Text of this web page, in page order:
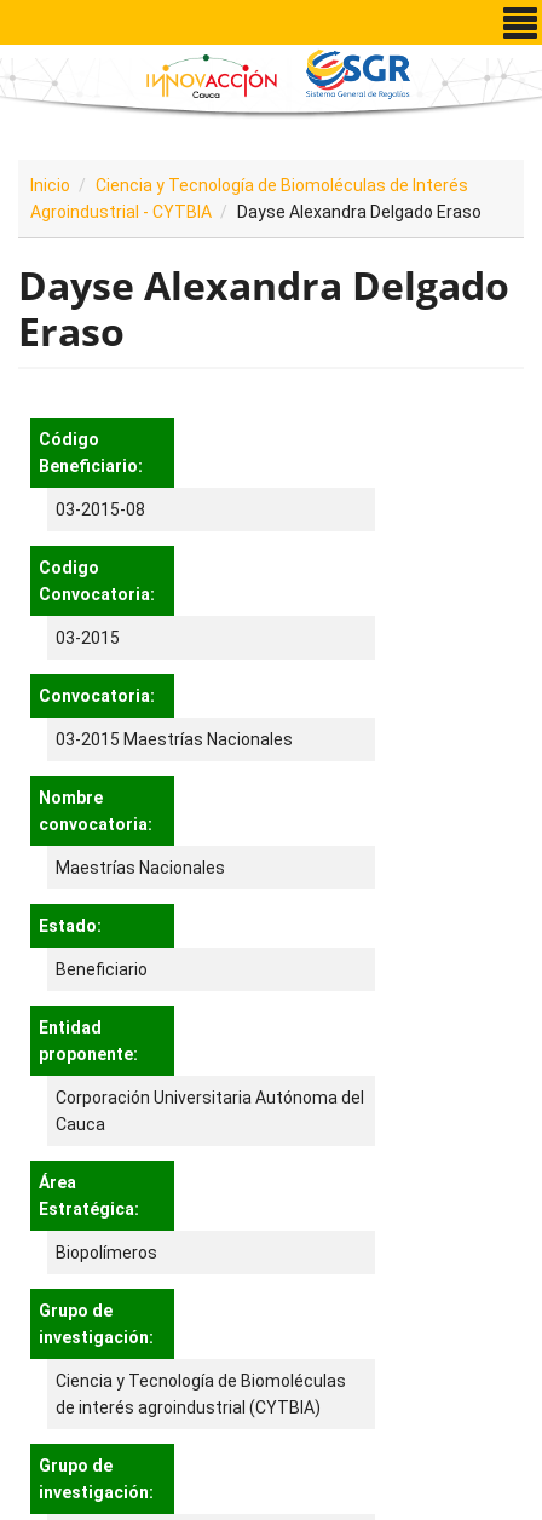
Pasar al contenido principal
Inicio
Ciencia y Tecnología de Biomoléculas de Interés
Agroindustrial - CYTBIA
Dayse Alexandra Delgado Eraso
Dayse Alexandra Delgado
Eraso
Código
Beneficiario:
03-2015-08
Codigo
Convocatoria:
03-2015
Convocatoria:
03-2015 Maestrías Nacionales
Nombre
convocatoria:
Maestrías Nacionales
Estado:
Beneficiario
Entidad
proponente:
Corporación Universitaria Autónoma del
Cauca
Área
Estratégica:
Biopolímeros
Grupo de
investigación:
Ciencia y Tecnología de Biomoléculas
de interés agroindustrial (CYTBIA)
Grupo de
investigación: